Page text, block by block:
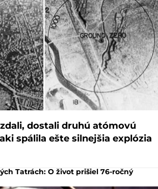
dostali druhú atómovú
spálila ešte silnejšia explózia
Tatrách: O život prišiel 76-ročný